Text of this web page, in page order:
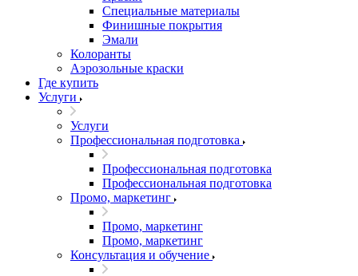
Специальные материалы
Финишные покрытия
Эмали
Колоранты
Аэрозольные краски
Где купить
Услуги
Услуги
Профессиональная подготовка
Профессиональная подготовка
Профессиональная подготовка
Промо, маркетинг
Промо, маркетинг
Промо, маркетинг
Консультация и обучение